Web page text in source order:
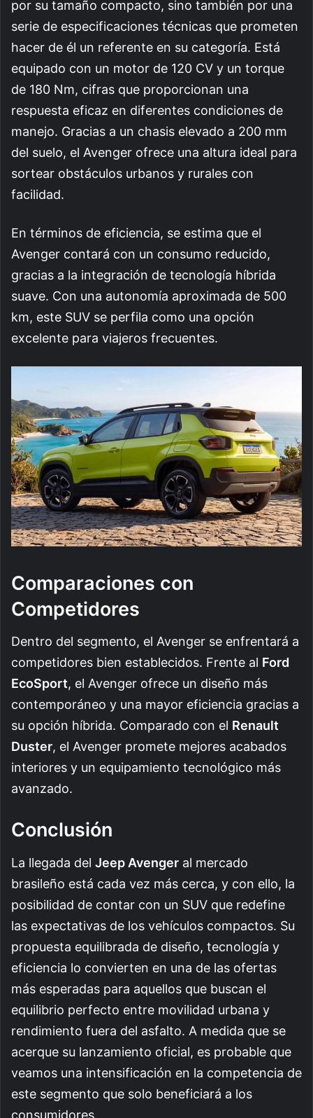
por su tamaño compacto, sino también por una
serie de especificaciones técnicas que prometen
hacer de él un referente en su categoría. Está
equipado con un motor de 120 CV y un torque
de 180 Nm, cifras que proporcionan una
respuesta eficaz en diferentes condiciones de
manejo. Gracias a un chasis elevado a 200 mm
del suelo, el Avenger ofrece una altura ideal para
sortear obstáculos urbanos y rurales con
facilidad.
En términos de eficiencia, se estima que el
Avenger contará con un consumo reducido,
gracias a la integración de tecnología híbrida
suave. Con una autonomía aproximada de 500
km, este SUV se perfila como una opción
excelente para viajeros frecuentes.
Comparaciones con
Competidores
Dentro del segmento, el Avenger se enfrentará a
competidores bien establecidos. Frente al Ford
EcoSport, el Avenger ofrece un diseño más
contemporáneo y una mayor eficiencia gracias a
su opción híbrida. Comparado con el Renault
Duster, el Avenger promete mejores acabados
interiores y un equipamiento tecnológico más
avanzado.
Conclusión
La llegada del Jeep Avenger al mercado
brasileño está cada vez más cerca, y con ello, la
posibilidad de contar con un SUV que redefine
las expectativas de los vehículos compactos. Su
propuesta equilibrada de diseño, tecnología y
eficiencia lo convierten en una de las ofertas
más esperadas para aquellos que buscan el
equilibrio perfecto entre movilidad urbana y
rendimiento fuera del asfalto. A medida que se
acerque su lanzamiento oficial, es probable que
veamos una intensificación en la competencia de
este segmento que solo beneficiará a los
consumidores.